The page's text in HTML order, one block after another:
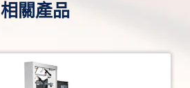
相關產品